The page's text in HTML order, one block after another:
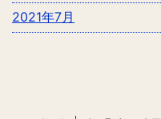
2021年7月